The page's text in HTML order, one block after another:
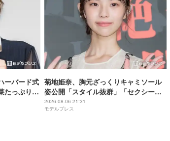
ーバード式
たっぷりで
ね」と反
菊地姫奈、胸元ざっくりキャミソール
姿公開「スタイル抜群」「セクシーす
ぎる」と話題
2026.08.06 21:31
モデルプレス